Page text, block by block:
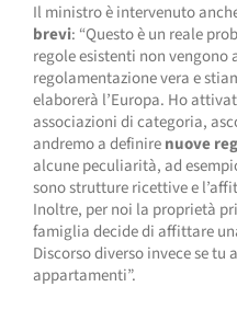
Il ministro è intervenuto
brevi: “Questo è un reale
regole esistenti non vengono
regolamentazione vera e
elaborerà l’Europa. Ho
associazioni di categoria,
andremo a definirenuove
alcune peculiarità, ad
sono strutture ricettive e
Inoltre, per noi la proprietà
famiglia decide di affittare
Discorso diverso invece se
appartamenti”.